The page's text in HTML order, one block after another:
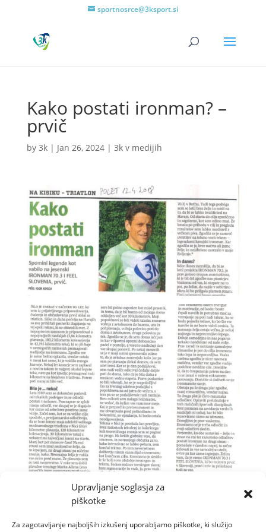
Upravljanje soglasja za
piškotke
Za zagotavljanje najboljših izkušenj uporabljamo piškotke, ki služijo
sportnosrce@3ksport.si
Kako postati ironman? –
prvič
by 3k| Jan 26, 2024| 3k v medijih